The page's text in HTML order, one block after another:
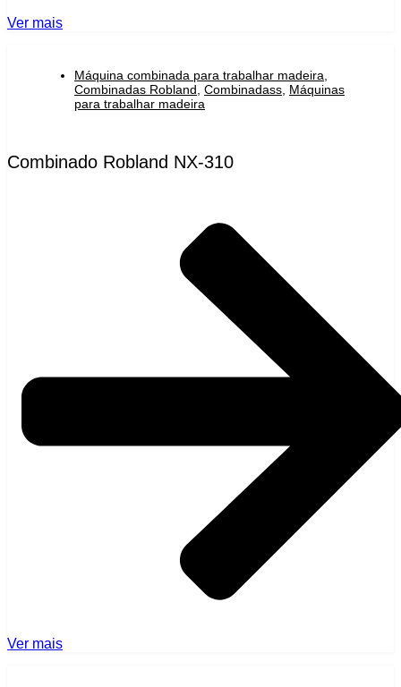
Ver mais
Máquina combinada para trabalhar madeira,
Combinadas Robland, Combinadass, Máquinas
para trabalhar madeira
Combinado Robland NX-310
Ver mais